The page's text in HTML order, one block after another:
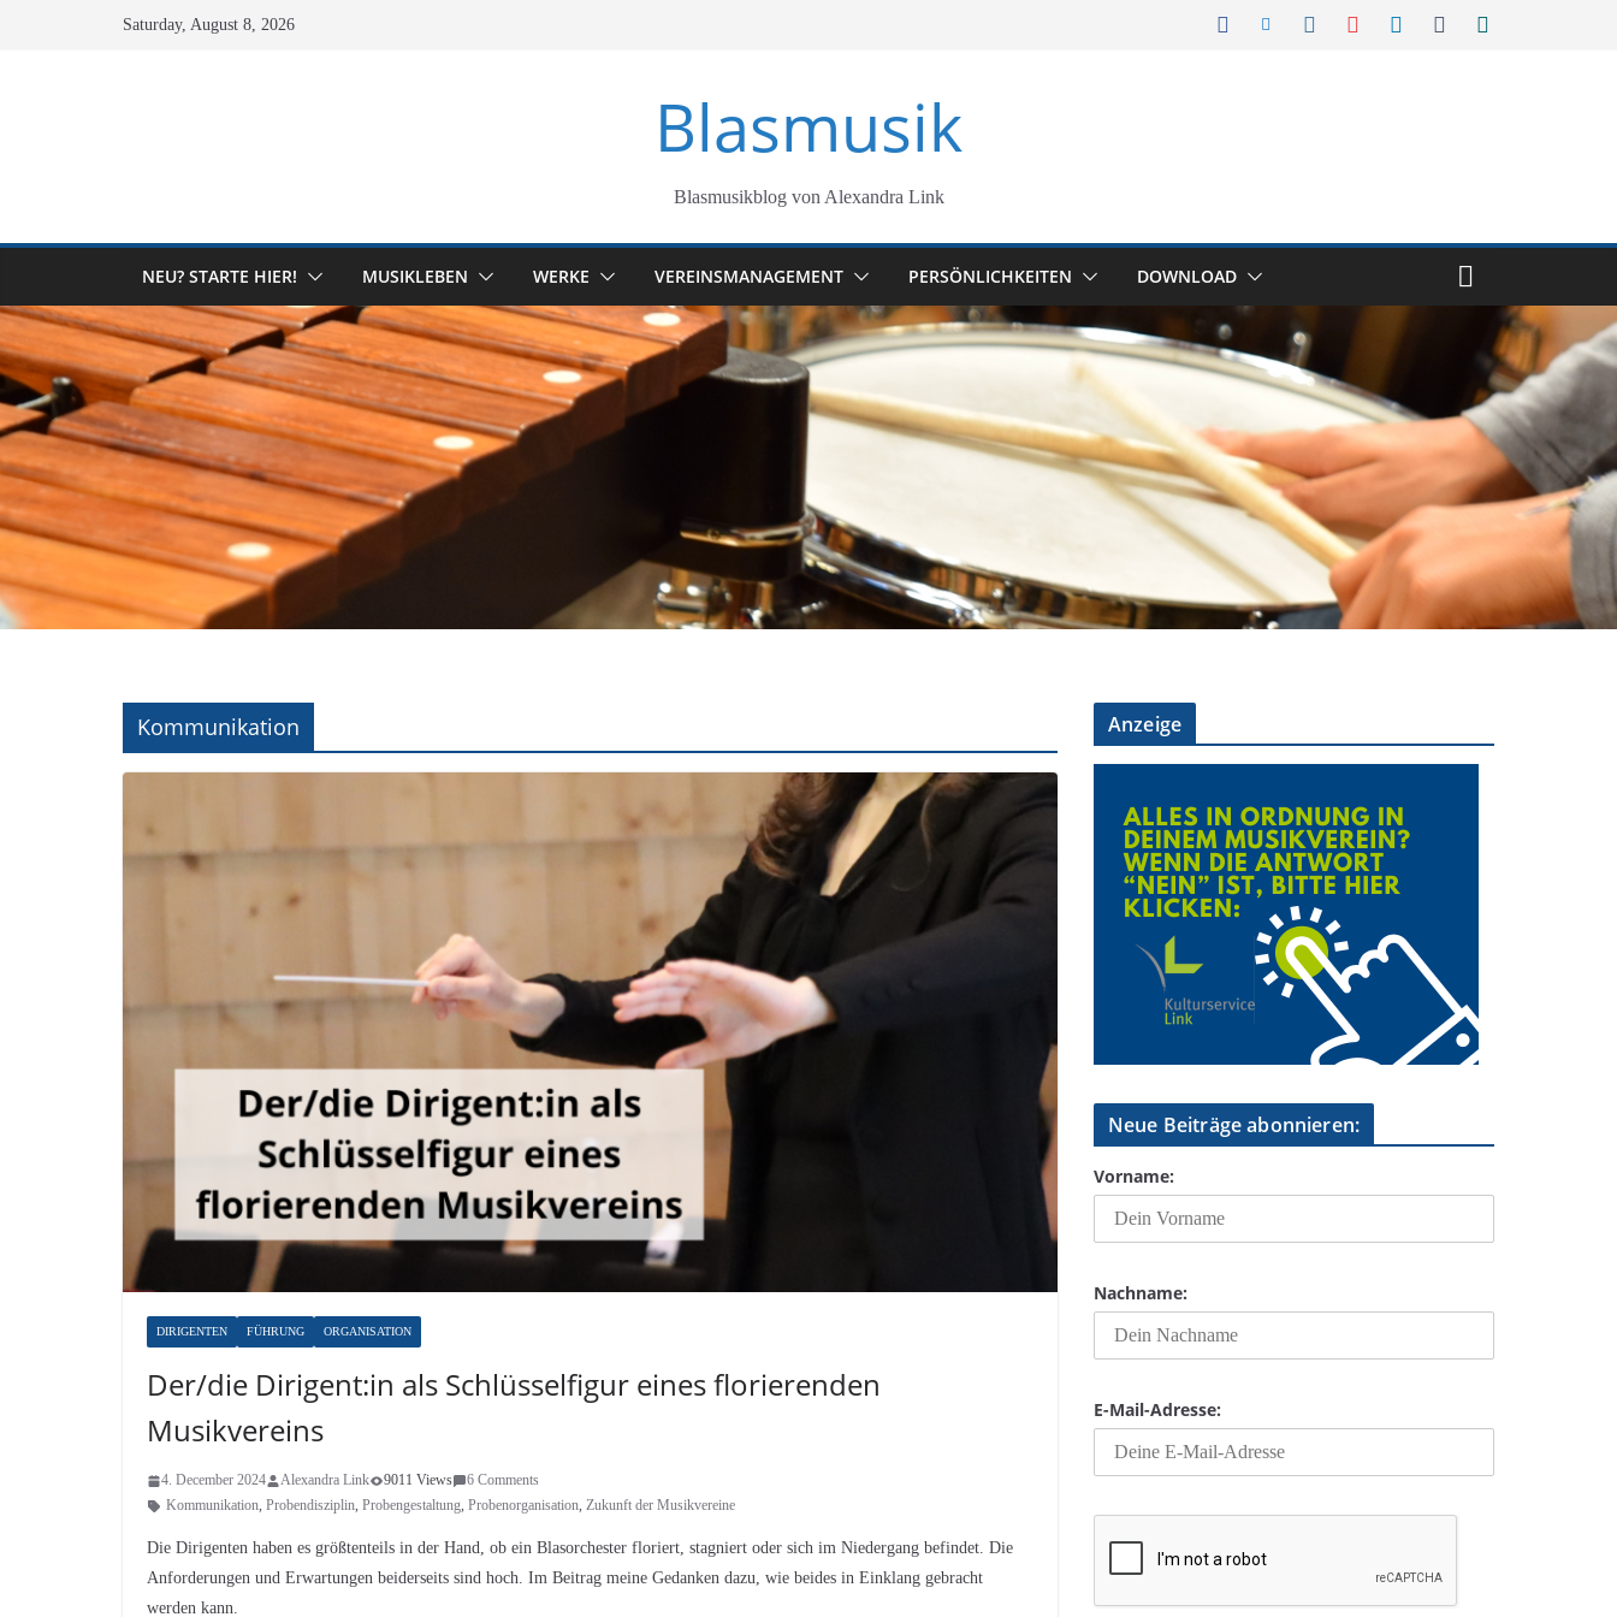
Saturday, August 8, 2026
Blasmusik
Blasmusikblog von Alexandra Link
NEU? STARTE HIER! MUSIKLEBEN WERKE VEREINSMANAGEMENT PERSÖNLICHKEITEN DOWNLOAD
Kommunikation
DIRIGENTEN FÜHRUNG ORGANISATION
Der/die Dirigent:in als Schlüsselfigur eines florierenden
Musikvereins
4. December 2024 Alexandra Link 9011 Views
6 Comments
Kommunikation, Probendisziplin, Probengestaltung, Probenorganisation, Zukunft der Musikvereine
Die Dirigenten haben es größtenteils in der Hand, ob ein Blasorchester floriert, stagniert oder sich im Niedergang befindet. Die
Anforderungen und Erwartungen beiderseits sind hoch. Im Beitrag meine Gedanken dazu, wie beides in Einklang gebracht
werden kann.
Anzeige
Neue Beiträge abonnieren:
Vorname:
Nachname:
E-Mail-Adresse: